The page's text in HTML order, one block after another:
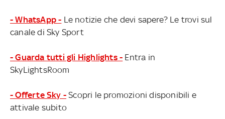
- WhatsApp - Le notizie che devi sapere? Le trovi sul
canale di Sky Sport
- Guarda tutti gli Highlights - Entra in
SkyLightsRoom
- Offerte Sky - Scopri le promozioni disponibili e
attivale subito